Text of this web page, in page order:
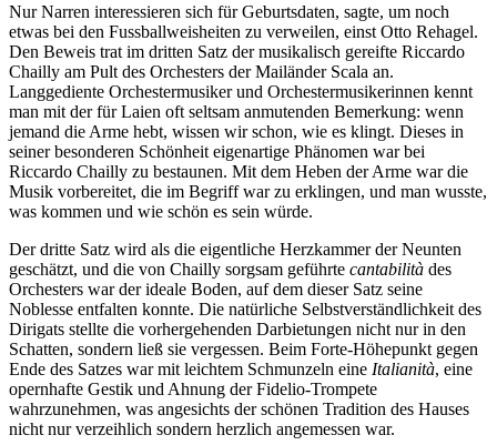
Nur Narren interessieren sich für Geburtsdaten, sagte, um noch
etwas bei den Fussballweisheiten zu verweilen, einst Otto Rehagel.
Den Beweis trat im dritten Satz der musikalisch gereifte Riccardo
Chailly am Pult des Orchesters der Mailänder Scala an.
Langgediente Orchestermusiker und Orchestermusikerinnen kennt
man mit der für Laien oft seltsam anmutenden Bemerkung: wenn
jemand die Arme hebt, wissen wir schon, wie es klingt. Dieses in
seiner besonderen Schönheit eigenartige Phänomen war bei
Riccardo Chailly zu bestaunen. Mit dem Heben der Arme war die
Musik vorbereitet, die im Begriff war zu erklingen, und man wusste,
was kommen und wie schön es sein würde.
Der dritte Satz wird als die eigentliche Herzkammer der Neunten
geschätzt, und die von Chailly sorgsam geführte cantabilità des
Orchesters war der ideale Boden, auf dem dieser Satz seine
Noblesse entfalten konnte. Die natürliche Selbstverständlichkeit des
Dirigats stellte die vorhergehenden Darbietungen nicht nur in den
Schatten, sondern ließ sie vergessen. Beim Forte-Höhepunkt gegen
Ende des Satzes war mit leichtem Schmunzeln eine Italianità, eine
opernhafte Gestik und Ahnung der Fidelio-Trompete
wahrzunehmen, was angesichts der schönen Tradition des Hauses
nicht nur verzeihlich sondern herzlich angemessen war.